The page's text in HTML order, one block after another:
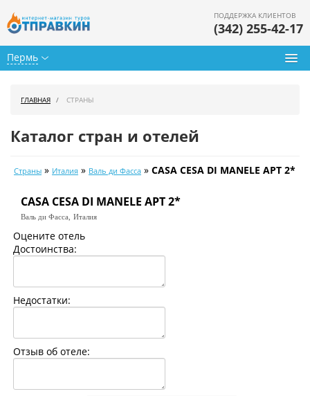
Пермь
ПОДДЕРЖКА КЛИЕНТОВ
(342) 255-42-17
Календарь туров
Цены дня
Страны
ГЛАВНАЯ СТРАНЫ
Каталог стран и отелей
Страны » Италия » Валь ди Фасса » CASA CESA DI MANELE APT 2*
CASA CESA DI MANELE APT 2*
Валь ди Фасса, Италия
Оцените отель
Достоинства:
Недостатки:
Отзыв об отеле: